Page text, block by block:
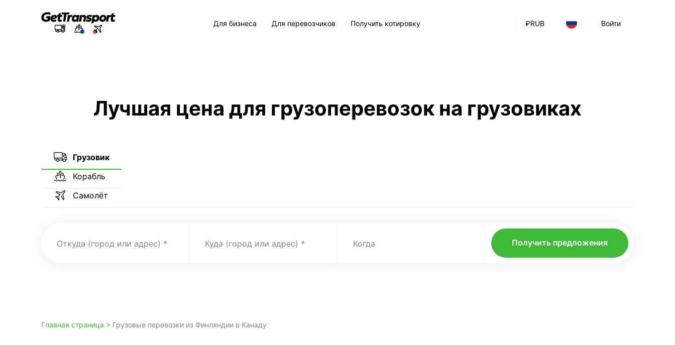
₽RUB Войти
Для бизнеса Для перевозчиков Получить котировку
Лучшая цена для грузоперевозок на грузовиках
Грузовик
Корабль
Самолёт
Откуда (город или адрес) Куда (город или адрес) Когда Получить предложения
Главная страница > Грузовые перевозки из Финляндии в Канаду